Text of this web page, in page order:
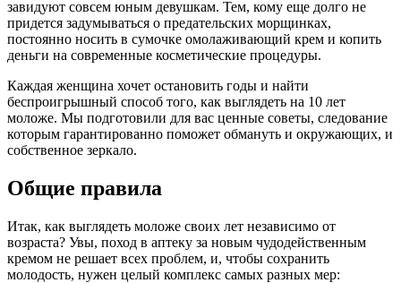
завидуют совсем юным девушкам. Тем, кому еще долго не
придется задумываться о предательских морщинках,
постоянно носить в сумочке омолаживающий крем и копить
деньги на современные косметические процедуры.
Каждая женщина хочет остановить годы и найти
беспроигрышный способ того, как выглядеть на 10 лет
моложе. Мы подготовили для вас ценные советы, следование
которым гарантированно поможет обмануть и окружающих, и
собственное зеркало.
Общие правила
Итак, как выглядеть моложе своих лет независимо от
возраста? Увы, поход в аптеку за новым чудодейственным
кремом не решает всех проблем, и, чтобы сохранить
молодость, нужен целый комплекс самых разных мер: